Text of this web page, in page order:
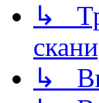
↳
↳